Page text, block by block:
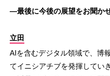
―最後に今後の展望をお聞か
立田
AIを含むデジタル領域で、博
てイニシアチブを発揮してい